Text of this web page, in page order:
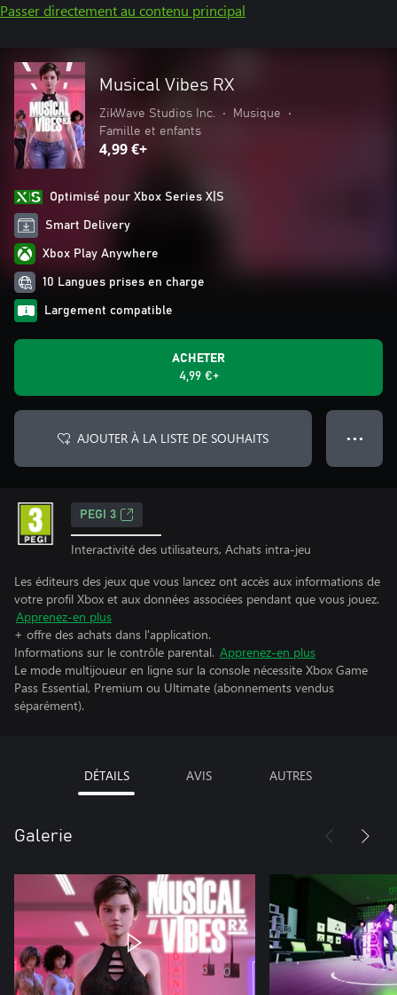
Passer directement au contenu principal
Musical Vibes RX
ZikWave Studios Inc. • Musique
•
Famille et enfants
4,99 €+
Optimisé pour Xbox Series X|S
Smart Delivery
Xbox Play Anywhere
10 Langues prises en charge
Largement compatible
ACHETER
4,99 €+
AJOUTER À LA LISTE DE SOUHAITS ● ● ●
PEGI 3
Interactivité des utilisateurs, Achats intra-jeu
Les éditeurs des jeux que vous lancez ont accès aux informations de
votre profil Xbox et aux données associées pendant que vous jouez.
Apprenez-en plus
+ offre des achats dans l'application.
Informations sur le contrôle parental. Apprenez-en plus
Le mode multijoueur en ligne sur la console nécessite Xbox Game
Pass Essential, Premium ou Ultimate (abonnements vendus
séparément).
DÉTAILS AVIS AUTRES
Galerie